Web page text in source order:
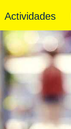
Actividades